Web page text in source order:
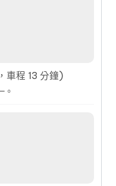
車程 13 分鐘)
。